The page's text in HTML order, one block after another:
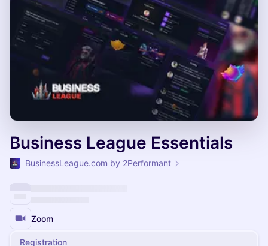
Business League Essentials
BusinessLeague.com by 2Performant
Zoom
Registration